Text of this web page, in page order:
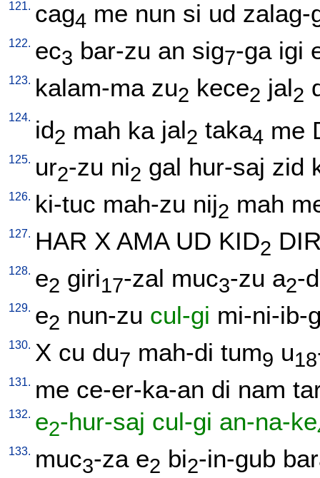
121. cag4 me nun si ud zalag-
122. ec3 bar-zu an sig7-ga igi
123. kalam-ma zu2 kece2 jal2
124. id2 mah ka jal2 taka4 me
125. ur2-zu ni2 gal hur-saj zid
126. ki-tuc mah-zu nij2 mah
127. HAR X AMA UD KID2
128. e2 giri17-zal muc3-zu a2-
129. e2 nun-zu cul-gi mi-ni-ib-
130. X cu du7 mah-di tum9 u18
131. me ce-er-ka-an di nam
132. e2-hur-saj cul-gi an-na-ke
133. muc3-za e2 bi2-in-gub